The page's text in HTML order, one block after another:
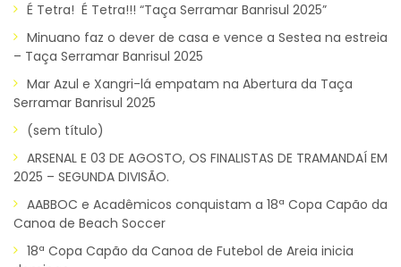
É Tetra! É Tetra!!! “Taça Serramar Banrisul 2025”
Minuano faz o dever de casa e vence a Sestea na estreia
– Taça Serramar Banrisul 2025
Mar Azul e Xangri-lá empatam na Abertura da Taça
Serramar Banrisul 2025
(sem título)
ARSENAL E 03 DE AGOSTO, OS FINALISTAS DE TRAMANDAÍ EM
2025 – SEGUNDA DIVISÃO.
AABBOC e Acadêmicos conquistam a 18ª Copa Capão da
Canoa de Beach Soccer
18ª Copa Capão da Canoa de Futebol de Areia inicia